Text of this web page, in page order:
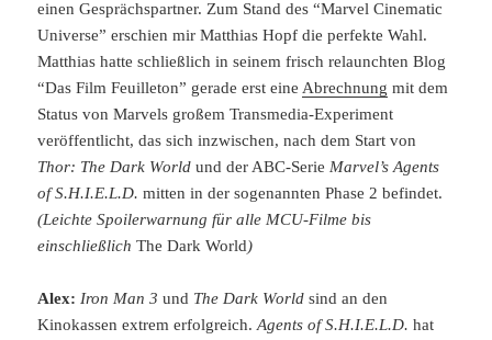
einen Gesprächspartner. Zum Stand des “Marvel Cinematic
Universe” erschien mir Matthias Hopf die perfekte Wahl.
Matthias hatte schließlich in seinem frisch relaunchten Blog
“Das Film Feuilleton” gerade erst eine Abrechnung mit dem
Status von Marvels großem Transmedia-Experiment
veröffentlicht, das sich inzwischen, nach dem Start von
Thor: The Dark World und der ABC-Serie Marvel’s Agents
of S.H.I.E.L.D. mitten in der sogenannten Phase 2 befindet.
(Leichte Spoilerwarnung für alle MCU-Filme bis
einschließlichThe Dark World)
Alex: Iron Man 3 und The Dark World sind an den
Kinokassen extrem erfolgreich.Agents of S.H.I.E.L.D. hat